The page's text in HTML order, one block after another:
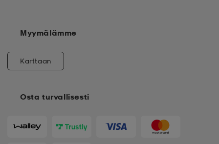
Osta turvallisesti
Myymälämme
Karttaan